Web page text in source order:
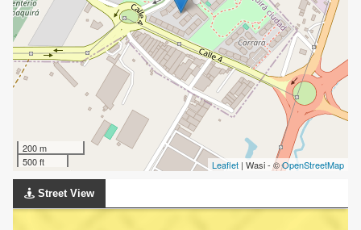
200 m
500 ft
Leaflet | Wasi - ©OpenStreetMap
Street View